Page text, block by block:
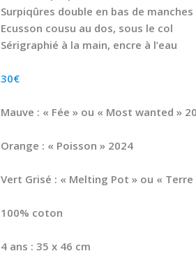
Surpiqûres double en bas de
Ecusson cousu au dos, sous le col
Sérigraphié à la main, encre à l’eau
30€
Mauve : « Fée » ou « Most wanted »
Orange : « Poisson » 2024
Vert Grisé : « Melting Pot » ou « Terre
100% coton
4 ans : 35 x 46 cm